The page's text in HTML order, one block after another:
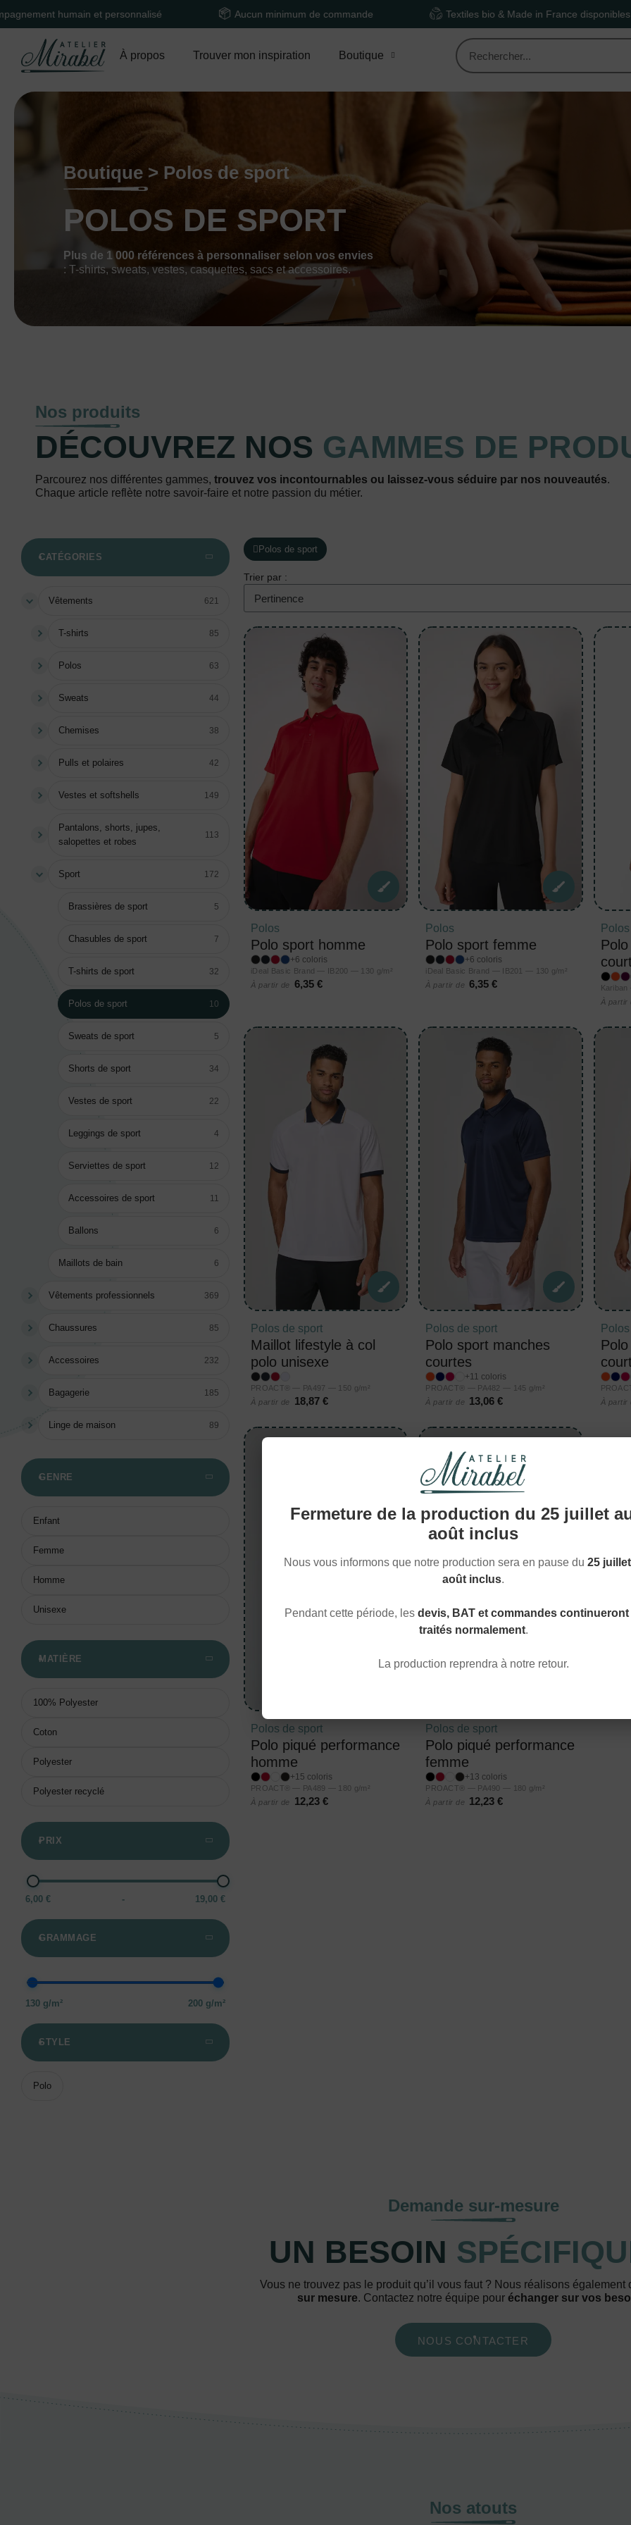
Fermeture de la production du 25 juillet
août inclus
Nous vous informons que notre production sera en pause du 25
août inclus.
Pendant cette période, les devis, BAT et commandes continueront
traités normalement.
La production reprendra à notre retour.
humain et personnalisé Aucun minimum de commande Textiles bio & Made in France disponibles
À propos Trouver mon inspiration Boutique
Boutique > Polos de sport
POLOS DE SPORT
Plus de 1 000 références à personnaliser selon vos envies
: T-shirts, sweats, vestes, casquettes, sacs et accessoires.
Nos produits
DÉCOUVREZ NOS GAMMES DE
Parcourez nos différentes gammes, trouvez vos incontournables ou laissez-vous séduire par nos nouveautés.
Chaque article reflète notre savoir-faire et notre passion du métier.
CATÉGORIES
Vêtements 621
T-shirts 85
Polos 63
Sweats 44
Chemises 38
Pulls et polaires 42
Vestes et softshells 149
Pantalons, shorts, jupes,
salopettes et robes
113
Sport 172
Brassières de sport 5
Chasubles de sport 7
T-shirts de sport 32
Polos de sport 10
Sweats de sport 5
Shorts de sport 34
Vestes de sport 22
Leggings de sport 4
Serviettes de sport 12
Accessoires de sport 11
Ballons 6
Maillots de bain 6
Vêtements professionnels 369
Chaussures 85
Accessoires 232
Bagagerie 185
Linge de maison 89
GENRE
Enfant
Femme
Homme
Unisexe
MATIÈRE
100% Polyester
Coton
Polyester
Polyester recyclé
PRIX
6,00 € - 19,00 €
GRAMMAGE
130 g/m² 200 g/m²
STYLE
Polo
Polos de sport
Trier par :
Polos
Polo sport homme
+6 coloris
iDeal Basic Brand — IB200 — 130 g/m²
À partir de
6,35 €
Polos
Polo sport femme
+6 coloris
iDeal Basic Brand — IB201 — 130 g/m²
À partir de 6,35 €
À partir
Polos de sport
Maillot lifestyle à col
polo unisexe
PROACT® — PA497 — 150 g/m²
À partir de
18,87 €
Polos de sport
Polo sport manches
courtes
+11 coloris
PROACT® — PA482 — 145 g/m²
À partir de
13,06 €
À partir
Polos de sport
Polo piqué performance
homme
+15 coloris
PROACT® — PA489 — 180 g/m²
À partir de
12,23 €
Polos de sport
Polo piqué performance
femme
+13 coloris
PROACT® — PA490 — 180 g/m²
À partir de
12,23 €
Demande sur-mesure
UN BESOIN
Vous ne trouvez pas le produit qu’il vous faut ? Nous réalisons également
sur mesure. Contactez notre équipe pour échanger sur vos
NOUS CONTACTER
Nos atouts